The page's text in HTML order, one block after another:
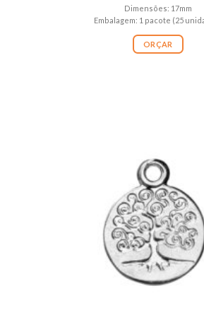
Dimensões: 17mm
Embalagem: 1 pacote (25
ORÇAR